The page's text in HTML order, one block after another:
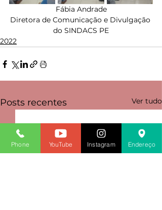
Fábia Andrade
Diretora de Comunicação e Divulgação
do SINDACS PE
2022
Posts recentes Ver tudo
Phone YouTube Instagram Endereço